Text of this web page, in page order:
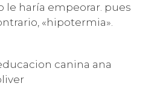
le haría empeorar. pues
«hipotermia».